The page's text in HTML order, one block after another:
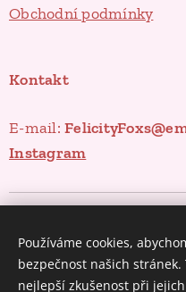
Obchodní podmínky
Kontakt
E-mail:
Instagram
CZK
Používáme cookies,
bezpečnost našich
nejlepší zkušenost při